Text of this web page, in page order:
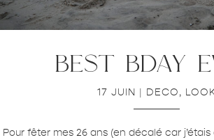
best bday
17 JUIN | DECO,
Pour fêter mes 26 ans (en décalé car j’étais